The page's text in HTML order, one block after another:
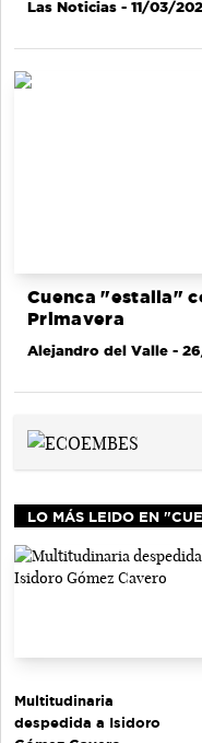
Las Noticias - 11/03/
Cuenca "estalla"
Primavera
Alejandro del Valle -
LO MÁS LEIDO EN
Multitudinaria
despedida a Isidoro